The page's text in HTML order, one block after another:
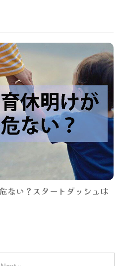
ない？スタートダッシュは